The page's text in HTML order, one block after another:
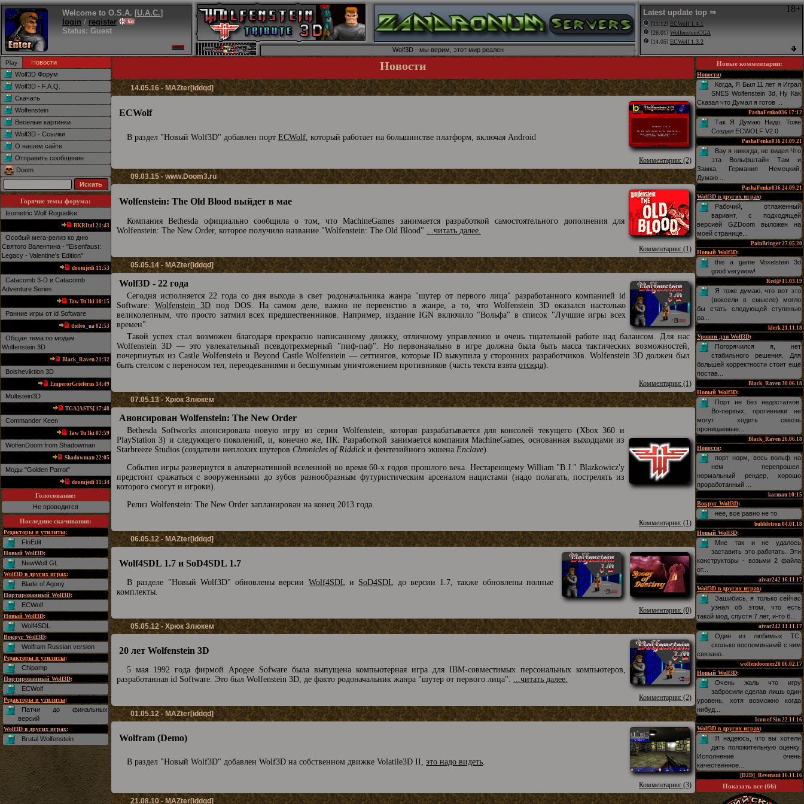
18+
Welcome to O.S.A. [U.A.C.]
login / register
Status: Guest
Latest update top ⇒
[11.12] ECWolf 1.4.1
[26.01] WolfensteinCGA
[14.05] ECWolf 1.3.2
Wolf3D - мы верим, этот мир реален
Новости
Wolf3D Форум
Wolf3D - F.A.Q.
Скачать
Wolfenstein
Веселые картинки
Wolf3D - Ссылки
О нашем сайте
Отправить сообщение
Doom
Горячие темы форума:
Isometric Wolf Roguelike
BKRItal 21:43
Особый мега-релиз ко дню
Святого Валентина - "Eisenfaust:
Legacy - Valentine's Edition"
doomjedi 11:53
Catacomb 3-D и Catacomb
Adventure Series
Taw Tu'lki 10:15
Ранние игры от id Software
theleo_ua 02:53
Общая тема по модам
Wolfenstein 3D
Black_Raven 21:32
Bolsheviktion 3D
EmperorGrieferus 14:49
Multistein3D
TGA]ASTS[ 17:48
Commander Keen
Taw Tu'lki 07:59
WolfenDoom from Shadowman
Shadowman 22:05
Mоды "Golden Parrot"
doomjedi 11:34
Голосование:
Не проводится
Последние скачивания:
Редакторы и утилиты:
FloEdit
Новый Wolf3D:
NewWolf GL
Wolf3D в других играх:
Blade of Agony
Портированный Wolf3D:
ECWolf
Новый Wolf3D:
Wolf4SDL
Вокруг Wolf3D:
Wolfram Russian version
Редакторы и утилиты:
Chipamp
Портированный Wolf3D:
ECWolf
Редакторы и утилиты:
Патчи до финальных
версий
Wolf3D в других играх:
Brutal Wolfenstein
Новости
14.05.16 - MAZter[iddqd]
ECWolf
В раздел "Новый Wolf3D" добавлен порт ECWolf, который работает на большинстве платформ, включая Android
Комментарии: (2)
09.03.15 -www.Doom3.ru
Wolfenstein: The Old Blood выйдет в мае
Компания Bethesda официально сообщила о том, что MachineGames занимается разработкой самостоятельного дополнения для
Wolfenstein: The New Order, которое получило название "Wolfenstein: The Old Blood" ...читать далее.
Комментарии: (1)
05.05.14 - MAZter[iddqd]
Wolf3D - 22 года
Сегодня исполняется 22 года со дня выхода в свет родоначальника жанра "шутер от первого лица" разработанного компанией id
Software: Wolfenstein 3Dпод DOS. На самом деле, важно не первенство в жанре, а то, что Wolfenstein 3D оказался настолько
великолепным, что просто затмил всех предшественников. Например, издание IGN включило "Вольфа" в список "Лучшие игры всех
времен".
Такой успех стал возможен благодаря прекрасно написанному движку, отличному управлению и очень тщательной работе над балансом. Для нас
Wolfenstein 3D — это увлекательный псевдотрехмерный "пиф-паф". Но первоначально в игре должна была быть масса тактических возможностей,
почерпнутых из Castle Wolfenstein и Beyond Castle Wolfenstein — сеттингов, которые ID выкупила у сторонних разработчиков. Wolfenstein 3D должен был
быть стелсом с переносом тел, переодеваниями и бесшумным уничтожением противников (часть текста взята отсюда).
Комментарии: (1)
07.05.13 - Хрюк Злюкем
Анонсирован Wolfenstein: The New Order
Bethesda Softworks анонсировала новую игру из серии Wolfenstein, которая разрабатывается для консолей текущего (Xbox 360 и
PlayStation 3) и следующего поколений, и, конечно же, ПК. Разработкой занимается компания MachineGames, основанная выходцами из
Starbreeze Studios (создатели неплохих шутеров Chronicles of Riddick и фентезийного экшена Enclave).
События игры развернутся в альтернативной вселенной во время 60-х годов прошлого века. Нестареющему William "B.J." Blazkowicz'у
предстоит сражаться с вооруженными до зубов разнообразным футуристическим арсеналом нацистами (надо полагать, пострелять из
которого смогут и игроки).
Релиз Wolfenstein: The New Order запланирован на конец 2013 года.
Комментарии: (1)
06.05.12 - MAZter[iddqd]
Wolf4SDL 1.7 и SoD4SDL 1.7
В разделе "Новый Wolf3D" обновлены версии Wolf4SDLи SoD4SDL до версии 1.7, также обновлены полные
комплекты.
Комментарии: (0)
05.05.12 - Хрюк Злюкем
20 лет Wolfenstein 3D
5 мая 1992 года фирмой Apogee Sofware была выпущена компьютерная игра для IBM-совместимых персональных компьютеров,
разработанная id Software. Это был Wolfenstein 3D, де факто родоначальник жанра "шутер от первого лица". ...читать далее.
Комментарии: (2)
01.05.12 - MAZter[iddqd]
Wolfram (Demo)
В раздел "Новый Wolf3D" добавлен Wolf3D на собственном движке Volatile3D II, это надо видеть.
Комментарии: (3)
21.08.10 - MAZter[iddqd]
Новые комментарии:
Новости:
Когда, Я Был 11 лет я Играл
SNES Wolfenstein 3d, Ну Как
Сказал что Думал я готов ...
PashaFenko036 17:12
Так Я Думаю Надо, Тоже
Создал ECWOLF V2.0
PashaFenko036 24.09.21
Вау я никогда, не видел Что
эта Вольфштайн Там и
Замка, Германия Немецкий,
Думаю ...
PashaFenko036 24.09.21
Wolf3D в других играх:
Рабочий, отлаженный
вариант, с подходящей
версией GZDoom выложен на
моей странице...
PainBringer 27.05.20
Новый Wolf3D:
this a game Voxelstein 3d
good verywow!
Red@ 15.03.19
Я тоже думаю, что вот это
(воксели в смысле) могло
бы стать следующей ступенью
ра...
klerk 21.11.18
Уровни для Wolf3D:
Погорячился я, нет
стабильного решения. Для
большей корректности стоит ещё
постав...
Black_Raven 30.06.18
Новый Wolf3D:
Порт не без недостатков.
Во-первых, противники не
могут ходить сквозь
проницаемые...
Black_Raven 26.06.18
Новости:
порт норм, весь вольф на
нем перепрошел.
нормальный рендер, хорошо
проработанный ...
karman 10:15
Вокруг Wolf3D:
нее, все равно не то.
bubbletron 04.01.18
Новый Wolf3D:
Мне так и не удалось
заставить это работать. Эти
конструкторы - возьми 2 файла
от...
aivar242 16.11.17
Wolf3D в других играх:
Зашибись, я только сейчас
узнал об этом, что есть
такой мод, спустя 7 лет, и-то б...
aivar242 11.11.17
Один из любимых TC,
сколько воспоминаний с ним
связано..
wolfendoomer28 06.02.17
Новый Wolf3D:
Очень жаль что игру
забросили сделав лишь один
уровень, хотя возможно когда
нибуд...
Icon of Sin 22.11.16
Wolf3D в других играх:
Я надеюсь, что вы хотели
дать положительную оценку.
Исполнение очень
качественное...
[D2D]_Revenant 16.11.16
Показать все (66)